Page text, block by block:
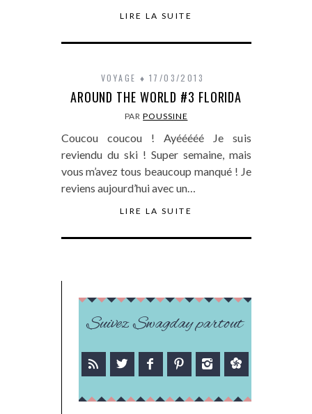
LIRE LA SUITE
VOYAGE 17/03/2013
AROUND THE WORLD #3 FLORIDA
PARPOUSSINE
Coucou coucou ! Ayééééé Je suis
reviendu du ski ! Super semaine, mais
vous m’avez tous beaucoup manqué ! Je
reviens aujourd’hui avec un…
LIRE LA SUITE
Suivez Swagday partout